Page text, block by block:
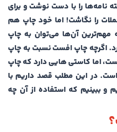
نامه‌‌ها را با دست نوشت و برای
را نگاشت! اما خود چاپ هم
مهم‌ترین آن‌ها می‌توان به چاپ
اگرچه چاپ افست نسبت به چاپ
اما کاستی هایی دارد که چاپ
در این مطلب قصد داریم با
و ببینیم که استفاده از آن چه